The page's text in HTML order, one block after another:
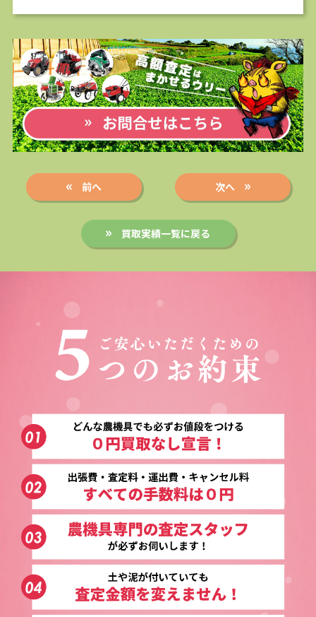
前へ 次へ
買取実績一覧に戻る